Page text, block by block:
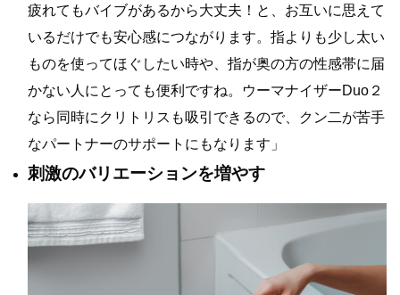
疲れてもバイブがあるから大丈夫！と、お互いに思えて
いるだけでも安心感につながります。指よりも少し太い
ものを使ってほぐしたい時や、指が奥の方の性感帯に届
かない人にとっても便利ですね。ウーマナイザーDuo２
なら同時にクリトリスも吸引できるので、クン二が苦手
なパートナーのサポートにもなります」
刺激のバリエーションを増やす